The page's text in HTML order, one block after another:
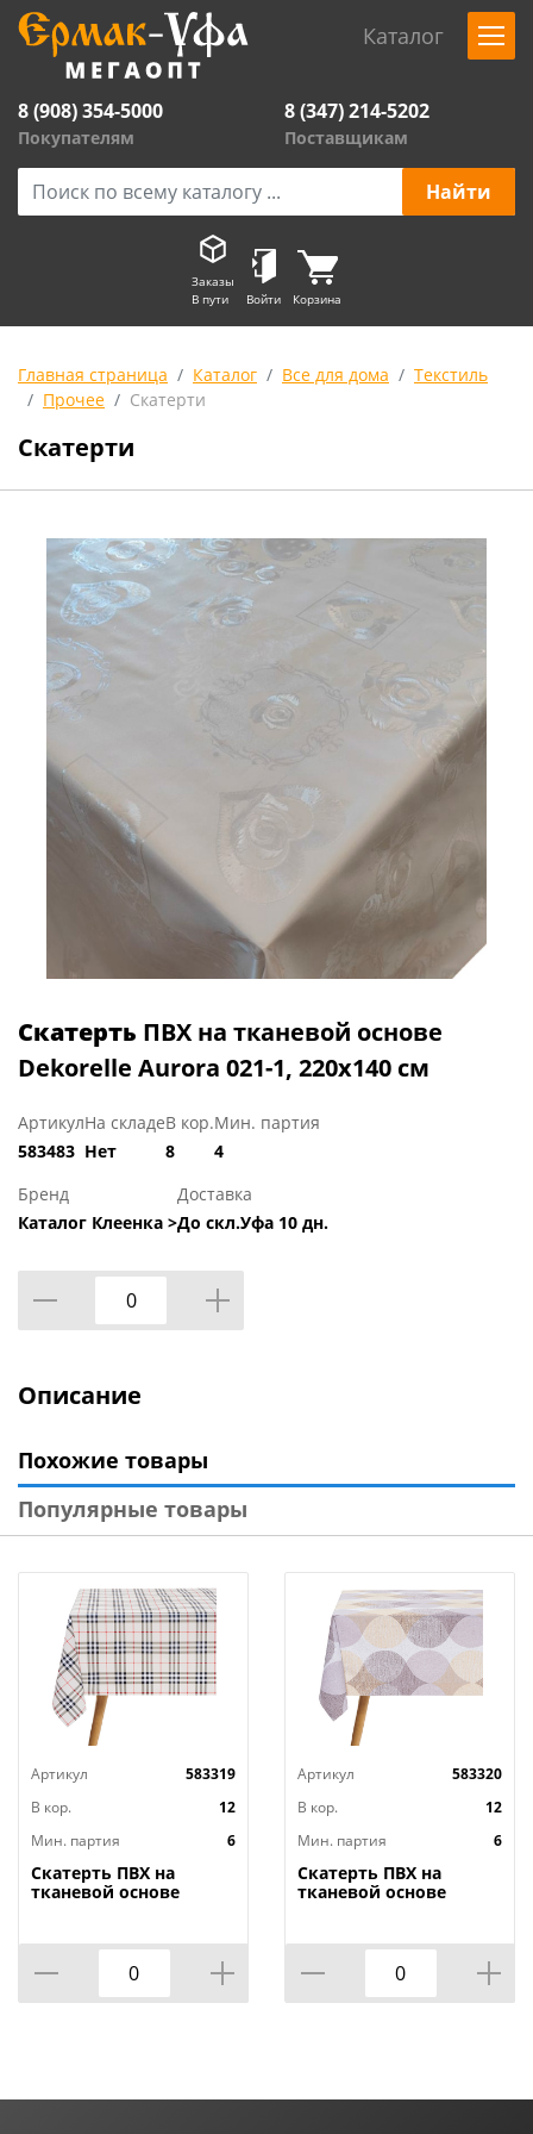
Каталог
8 (908) 354-5000
Покупателям
8 (347) 214-5202
Поставщикам
Заказы
В пути
Войти Корзина
Главная страница Каталог Все для дома
Текстиль
Прочее
Скатерти
Скатерти
Скатерть ПВХ на тканевой основе
Dekorelle Aurora 021-1, 220х140 см
Артикул
583483
На складе
Нет
В кор.
8
Мин. партия
4
Бренд
Каталог Клеенка >
Доставка
До скл.Уфа 10 дн.
Описание
Похожие товары
Популярные товары
Артикул
583319
В кор.
12
Мин. партия
6
Скатерть ПВХ на
тканевой основе
Артикул
583320
В кор.
12
Мин. партия
6
Скатерть ПВХ на
тканевой основе